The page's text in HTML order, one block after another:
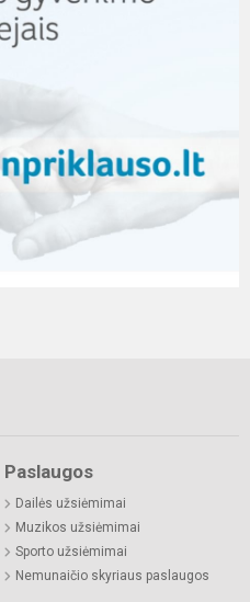
Paslaugos
Dailės užsiėmimai
Muzikos užsiėmimai
Sporto užsiėmimai
Nemunaičio skyriaus paslaugos